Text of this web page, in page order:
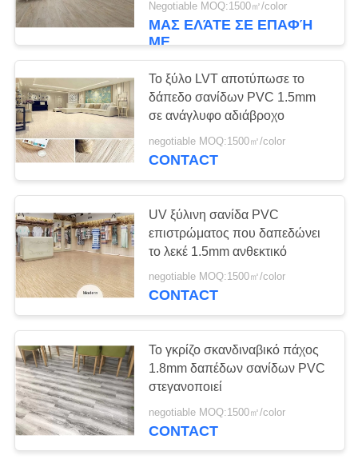
Ομοιογενές βινυλίου
δάπεδο
10
βινυλίου δάπεδο
γυμναστικής
10
Δάπεδο σανίδων
PVC
22
Negotiable MOQ:1500㎡/color
ΜΑΣ ΕΛΆΤΕ ΣΕ ΕΠΑΦΉ
ΜΕ
Το ξύλο LVT αποτύπωσε το
δάπεδο σανίδων PVC 1.5mm
σε ανάγλυφο αδιάβροχο
negotiable MOQ:1500㎡/color
CONTACT
UV ξύλινη σανίδα PVC
επιστρώματος που δαπεδώνει
το λεκέ 1.5mm ανθεκτικό
negotiable MOQ:1500㎡/color
CONTACT
Το γκρίζο σκανδιναβικό πάχος
1.8mm δαπέδων σανίδων PVC
στεγανοποιεί
negotiable MOQ:1500㎡/color
CONTACT